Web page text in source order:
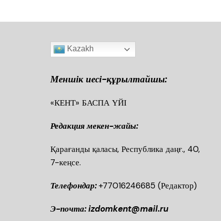
Kazakh
Меншік иесі-құрылтайшы:
«КЕНТ» БАСПА ҮЙІ
Редакция мекен-жайы:
Қарағанды қаласы, Республика даңғ., 40,
7-кеңсе.
Телефондар:+77016246685 (Редактор)
Э-почта: izdomkent@mail.ru